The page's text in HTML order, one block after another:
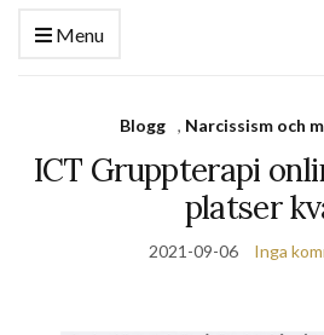
Menu
Blogg , Narcissism och
ICT Gruppterapi
platser
2021-09-06 Inga